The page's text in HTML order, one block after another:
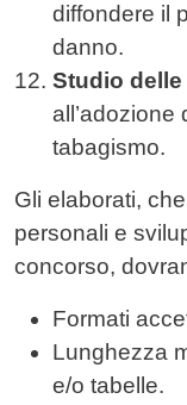
diffondere il
danno.
Studio
all’adozione
tabagismo.
Gli elaborati,
personali e
concorso,
Formati
Lunghezza
e/o tabelle.